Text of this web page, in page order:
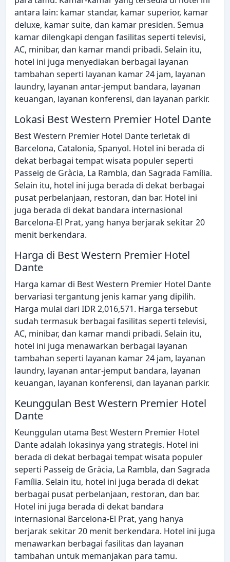
antara lain: kamar standar, kamar superior, kamar
deluxe, kamar suite, dan kamar presiden. Semua
kamar dilengkapi dengan fasilitas seperti televisi,
AC, minibar, dan kamar mandi pribadi. Selain itu,
hotel ini juga menyediakan berbagai layanan
tambahan seperti layanan kamar 24 jam, layanan
laundry, layanan antar-jemput bandara, layanan
keuangan, layanan konferensi, dan layanan parkir.
Lokasi Best Western Premier Hotel Dante
Best Western Premier Hotel Dante terletak di
Barcelona, Catalonia, Spanyol. Hotel ini berada di
dekat berbagai tempat wisata populer seperti
Passeig de Gràcia, La Rambla, dan Sagrada Família.
Selain itu, hotel ini juga berada di dekat berbagai
pusat perbelanjaan, restoran, dan bar. Hotel ini
juga berada di dekat bandara internasional
Barcelona-El Prat, yang hanya berjarak sekitar 20
menit berkendara.
Harga di Best Western Premier Hotel
Dante
Harga kamar di Best Western Premier Hotel Dante
bervariasi tergantung jenis kamar yang dipilih.
Harga mulai dari IDR 2,016,571. Harga tersebut
sudah termasuk berbagai fasilitas seperti televisi,
AC, minibar, dan kamar mandi pribadi. Selain itu,
hotel ini juga menawarkan berbagai layanan
tambahan seperti layanan kamar 24 jam, layanan
laundry, layanan antar-jemput bandara, layanan
keuangan, layanan konferensi, dan layanan parkir.
Keunggulan Best Western Premier Hotel
Dante
Keunggulan utama Best Western Premier Hotel
Dante adalah lokasinya yang strategis. Hotel ini
berada di dekat berbagai tempat wisata populer
seperti Passeig de Gràcia, La Rambla, dan Sagrada
Família. Selain itu, hotel ini juga berada di dekat
berbagai pusat perbelanjaan, restoran, dan bar.
Hotel ini juga berada di dekat bandara
internasional Barcelona-El Prat, yang hanya
berjarak sekitar 20 menit berkendara. Hotel ini juga
menawarkan berbagai fasilitas dan layanan
tambahan untuk memanjakan para tamu.